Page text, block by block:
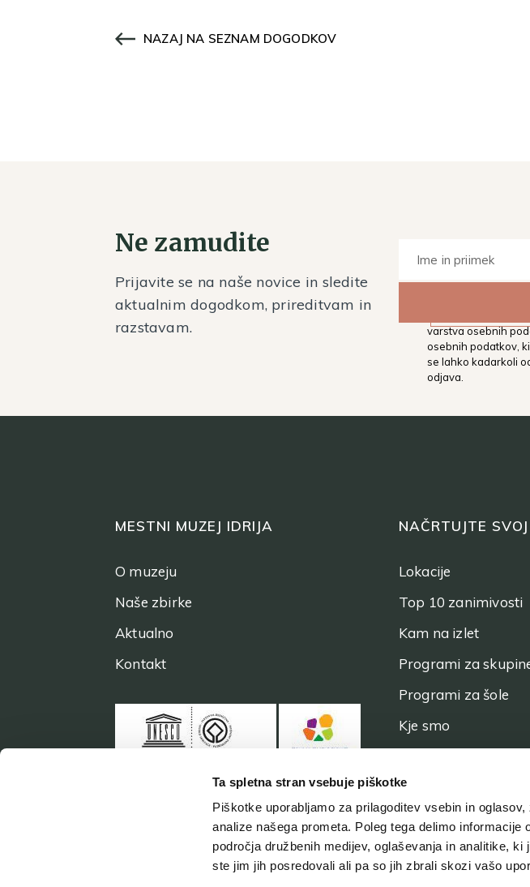
Ta spletna stran vsebuje piškotke
Piškotke uporabljamo za prilagoditev vsebin in
analize našega prometa. Poleg tega delimo
področja družbenih medijev, oglaševanja in analitike,
ste jim jih posredovali ali pa so jih zbrali skozi vašo
NAZAJ NA SEZNAM DOGODKOV
Ne zamudite
Prijavite se na naše novice in sledite
aktualnim dogodkom, prireditvam in
razstavam.
Z vpisom svojega
varstva osebnih
osebnih podatkov,
se lahko kadarkoli
odjava.
MESTNI MUZEJ IDRIJA
O muzeju
Naše zbirke
Aktualno
Kontakt
NAČRTUJTE
Lokacije
Top 10 zanimivosti
Kam na izlet
Programi za
Programi za šole
Kje smo